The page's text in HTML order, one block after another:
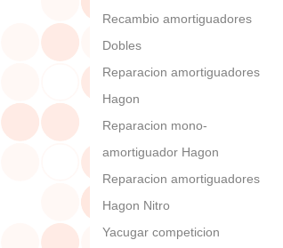
Recambio amortiguadores
Dobles
Reparacion amortiguadores
Hagon
Reparacion mono-
amortiguador Hagon
Reparacion amortiguadores
Hagon Nitro
Yacugar competicion